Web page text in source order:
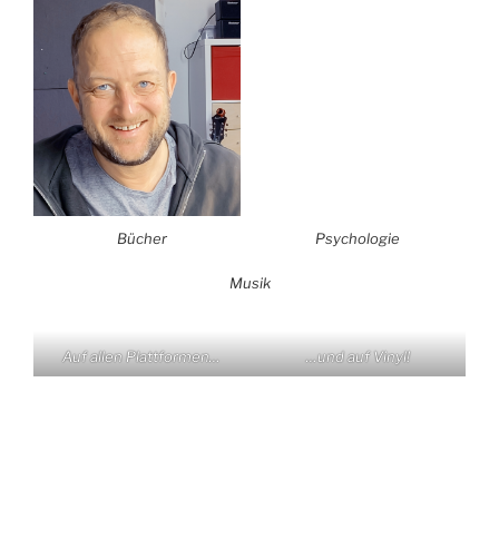
Bücher Psychologie
Musik
Auf allen Plattformen… …und auf Vinyl!